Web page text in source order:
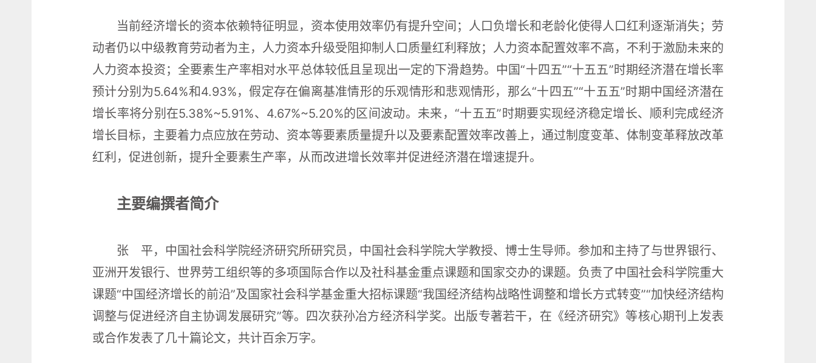
当前经济增长的资本依赖特征明显，资本使用效率仍有提升空间；人口负增长和老龄化使得人口红利逐渐消失；劳
动者仍以中级教育劳动者为主，人力资本升级受阻抑制人口质量红利释放；人力资本配置效率不高，不利于激励未来的
人力资本投资；全要素生产率相对水平总体较低且呈现出一定的下滑趋势。中国“十四五”“十五五”时期经济潜在增长率
预计分别为5.64%和4.93%，假定存在偏离基准情形的乐观情形和悲观情形，那么“十四五”“十五五”时期中国经济潜在
增长率将分别在5.38%~5.91%、4.67%~5.20%的区间波动。未来，“十五五”时期要实现经济稳定增长、顺利完成经济
增长目标，主要着力点应放在劳动、资本等要素质量提升以及要素配置效率改善上，通过制度变革、体制变革释放改革
红利，促进创新，提升全要素生产率，从而改进增长效率并促进经济潜在增速提升。
主要编撰者简介
张 平，中国社会科学院经济研究所研究员，中国社会科学院大学教授、博士生导师。参加和主持了与世界银行、
亚洲开发银行、世界劳工组织等的多项国际合作以及社科基金重点课题和国家交办的课题。负责了中国社会科学院重大
课题“中国经济增长的前沿”及国家社会科学基金重大招标课题“我国经济结构战略性调整和增长方式转变”“加快经济结构
调整与促进经济自主协调发展研究”等。四次获孙冶方经济科学奖。出版专著若干，在《经济研究》等核心期刊上发表
或合作发表了几十篇论文，共计百余万字。